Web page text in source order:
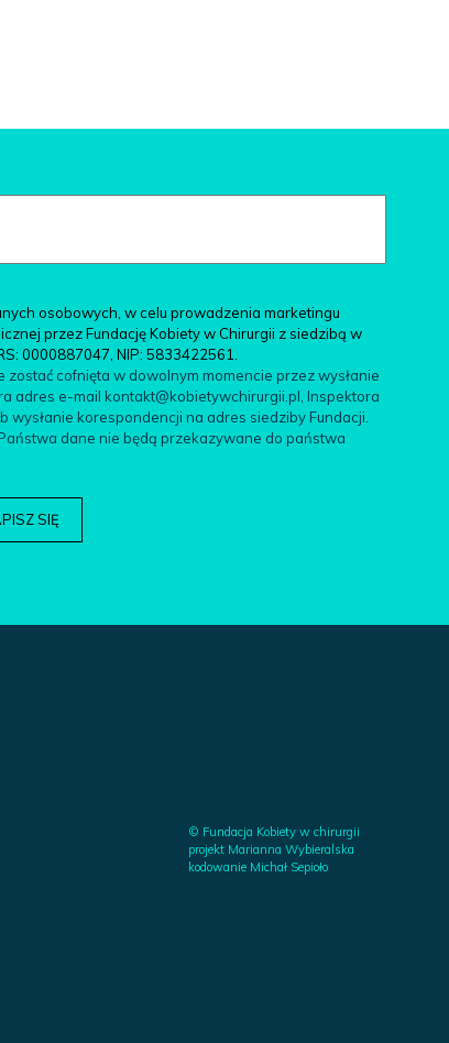
osobowych, w celu prowadzenia marketingu
przez Fundację Kobiety w Chirurgii z siedzibą w
0000887047, NIP: 5833422561.
cofnięta w dowolnym momencie przez wysłanie
adres e-mail kontakt@kobietywchirurgii.pl, Inspektora
korespondencji na adres siedziby Fundacji.
dane nie będą przekazywane do państwa
© Fundacja Kobiety w chirurgii
projekt Marianna Wybieralska
kodowanie Michał Sepioło